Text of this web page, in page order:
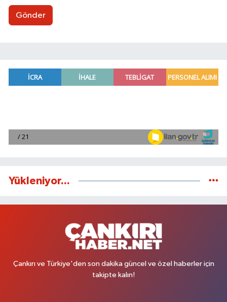
Gönder
Yükleniyor...
Çankırı ve Türkiye'den son dakika güncel ve özel haberler için
takipte kalın!